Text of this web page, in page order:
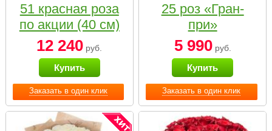
Заказать в один клик
51 красная роза
по акции (40 см)
12 240 руб.
Купить
Заказать в один клик
25 роз «Гран-
при»
5 990руб.
Купить